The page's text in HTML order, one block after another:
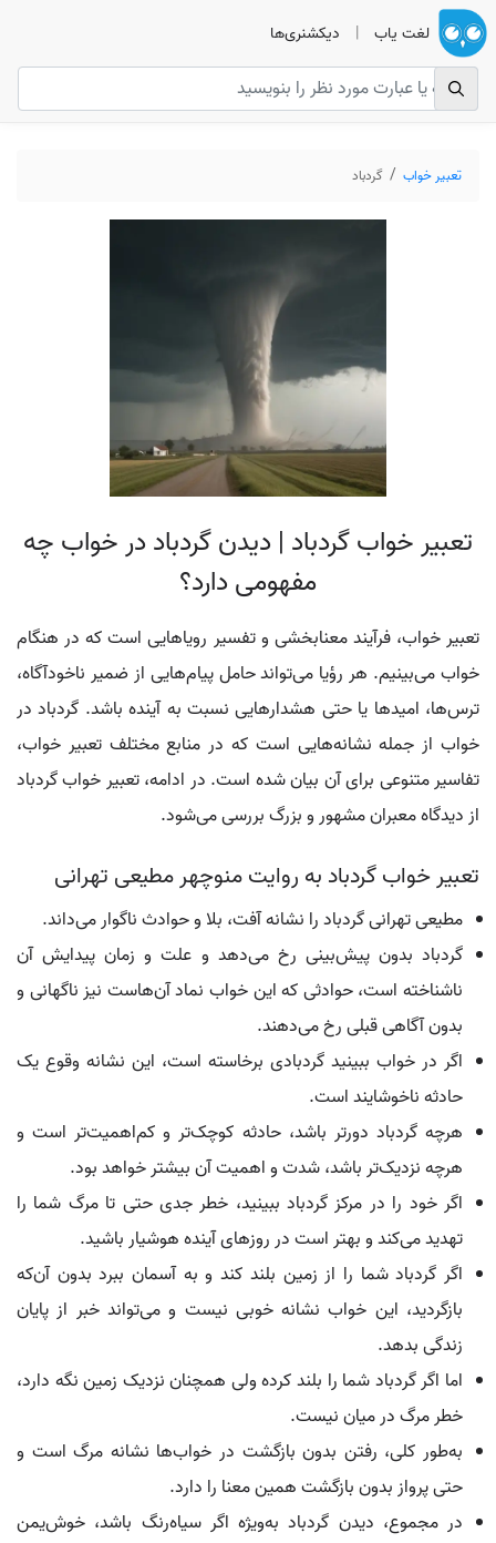
لغت یاب | دیکشنری‌ها
تعبیر خواب گردباد
تعبیر خواب گردباد | دیدن گردباد در خواب چه
مفهومی دارد؟
تعبیر خواب، فرآیند معنا‌بخشی و تفسیر رویاهایی است که در هنگام
خواب می‌بینیم. هر رؤیا می‌تواند حامل پیام‌هایی از ضمیر ناخودآگاه،
ترس‌ها، امیدها یا حتی هشدارهایی نسبت به آینده باشد. گردباد در
خواب از جمله نشانه‌هایی است که در منابع مختلف تعبیر خواب،
تفاسیر متنوعی برای آن بیان شده است. در ادامه، تعبیر خواب گردباد
از دیدگاه معبران مشهور و بزرگ بررسی می‌شود.
تعبیر خواب گردباد به روایت منوچهر مطیعی تهرانی
مطیعی تهرانی گردباد را نشانه آفت، بلا و حوادث ناگوار می‌داند.
گردباد بدون پیش‌بینی رخ می‌دهد و علت و زمان پیدایش آن
ناشناخته است، حوادثی که این خواب نماد آن‌هاست نیز ناگهانی و
بدون آگاهی قبلی رخ می‌دهند.
اگر در خواب ببینید گردبادی برخاسته است، این نشانه وقوع یک
حادثه ناخوشایند است.
هرچه گردباد دورتر باشد، حادثه کوچک‌تر و کم‌اهمیت‌تر است و
هرچه نزدیک‌تر باشد، شدت و اهمیت آن بیشتر خواهد بود.
اگر خود را در مرکز گردباد ببینید، خطر جدی حتی تا مرگ شما را
تهدید می‌کند و بهتر است در روزهای آینده هوشیار باشید.
اگر گردباد شما را از زمین بلند کند و به آسمان ببرد بدون آن‌که
بازگردید، این خواب نشانه خوبی نیست و می‌تواند خبر از پایان
زندگی بدهد.
اما اگر گردباد شما را بلند کرده ولی همچنان نزدیک زمین نگه دارد،
خطر مرگ در میان نیست.
به‌طور کلی، رفتن بدون بازگشت در خواب‌ها نشانه مرگ است و
حتی پرواز بدون بازگشت همین معنا را دارد.
در مجموع، دیدن گردباد به‌ویژه اگر سیاه‌رنگ باشد، خوش‌یمن